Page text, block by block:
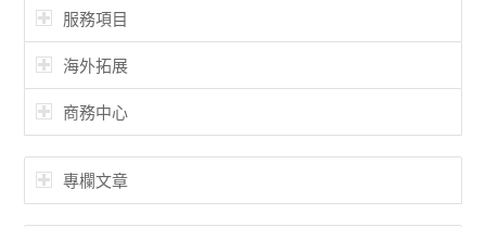
服務項目
海外拓展
商務中心
專欄文章